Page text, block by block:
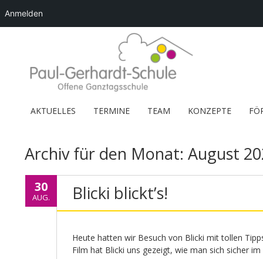
AKTUELLES TERMINE TEAM KONZEPTE
Archiv für den Monat: August
30
AUG. Blicki blickt’s!
Heute hatten wir Besuch von Blicki mit tollen
Film hat Blicki uns gezeigt, wie man sich sicher
Anmelden